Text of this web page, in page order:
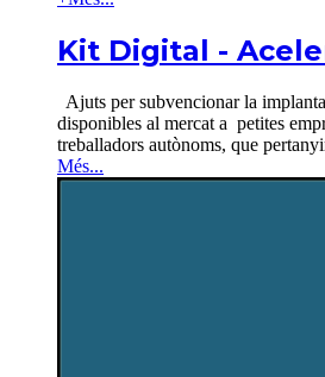
Kit Digital -
Ajuts per subvencionar la
disponibles al mercat a petites
treballadors autònoms, que
Més...